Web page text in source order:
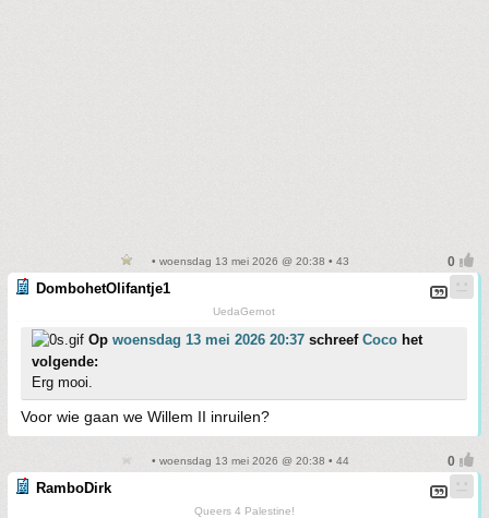
• woensdag 13 mei 2026 @ 20:38 • 43
DombohetOlifantje1
UedaGernot
Op woensdag 13 mei 2026 20:37 schreef Coco het
volgende:
Erg mooi.
Voor wie gaan we Willem II inruilen?
• woensdag 13 mei 2026 @ 20:38 • 44
RamboDirk
Queers 4 Palestine!